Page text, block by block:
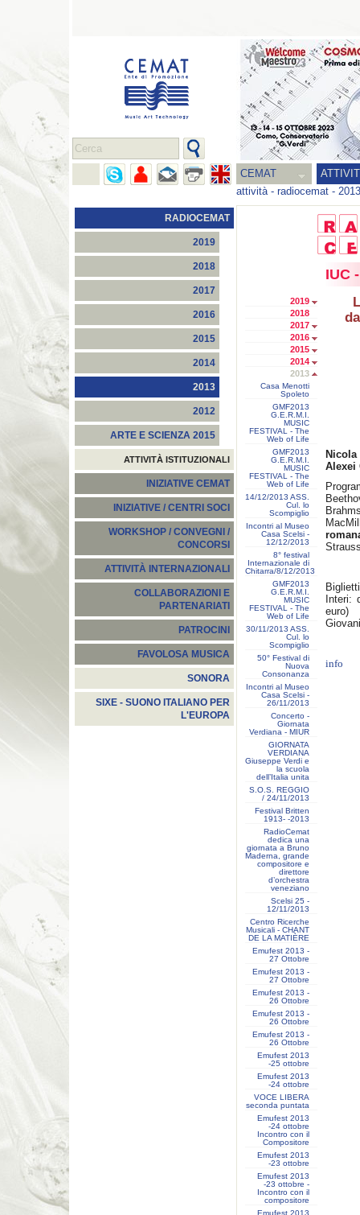
CEMAT
attività- radiocemat - 2013
RADIOCEMAT
2019
2018
2017
2016
2015
2014
2013
2012
ARTE E SCIENZA 2015
ATTIVITÀ ISTITUZIONALI
INIZIATIVE CEMAT
INIZIATIVE / CENTRI SOCI
WORKSHOP / CONVEGNI /
CONCORSI
ATTIVITÀ INTERNAZIONALI
COLLABORAZIONI E
PARTENARIATI
PATROCINI
FAVOLOSA MUSICA
SONORA
SIXE - SUONO ITALIANO PER
L'EUROPA
2019
2018
2017
2016
2015
2014
2013
Casa Menotti
Spoleto
GMF2013
G.E.R.M.I.
MUSIC
FESTIVAL - The
Web of Life
GMF2013
G.E.R.M.I.
MUSIC
FESTIVAL - The
Web of Life
14/12/2013 ASS.
Cul. lo
Scompiglio
Incontri al Museo
Casa Scelsi -
12/12/2013
8° festival
Internazionale di
Chitarra/8/12/2013
GMF2013
G.E.R.M.I.
MUSIC
FESTIVAL - The
Web of Life
30/11/2013 ASS.
Cul. lo
Scompiglio
50° Festival di
Nuova
Consonanza
Incontri al Museo
Casa Scelsi -
26/11/2013
Concerto -
Giornata
Verdiana - MIUR
GIORNATA
VERDIANA
Giuseppe Verdi e
la scuola
dell’Italia unita
S.O.S. REGGIO
/ 24/11/2013
Festival Britten
1913- ‐2013
RadioCemat
dedica una
giornata a Bruno
Maderna, grande
compositore e
direttore
d’orchestra
veneziano
Scelsi 25 -
12/11/2013
Centro Ricerche
Musicali - CHANT
DE LA MATIÈRE
Emufest 2013 -
27 Ottobre
Emufest 2013 -
27 Ottobre
Emufest 2013 -
26 Ottobre
Emufest 2013 -
26 Ottobre
Emufest 2013 -
26 Ottobre
Emufest 2013
-25 ottobre
Emufest 2013
-24 ottobre
VOCE LIBERA
seconda puntata
Emufest 2013
-24 ottobre
Incontro con il
Compositore
Emufest 2013
-23 ottobre
Emufest 2013
-23 ottobre -
Incontro con il
compositore
Emufest 2013
IUC
Nicola
Alexei
Biglietti
Interi:
euro)
info